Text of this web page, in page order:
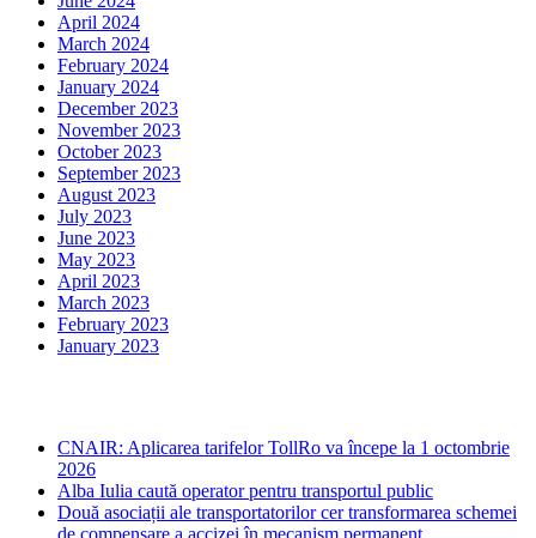
April 2024
March 2024
February 2024
January 2024
December 2023
November 2023
October 2023
September 2023
August 2023
July 2023
June 2023
May 2023
April 2023
March 2023
February 2023
January 2023
CNAIR: Aplicarea tarifelor TollRo va începe la 1 octombrie
2026
Alba Iulia caută operator pentru transportul public
Două asociații ale transportatorilor cer transformarea schemei
de compensare a accizei în mecanism permanent